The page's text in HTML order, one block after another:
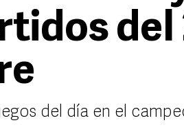
del
del día en el